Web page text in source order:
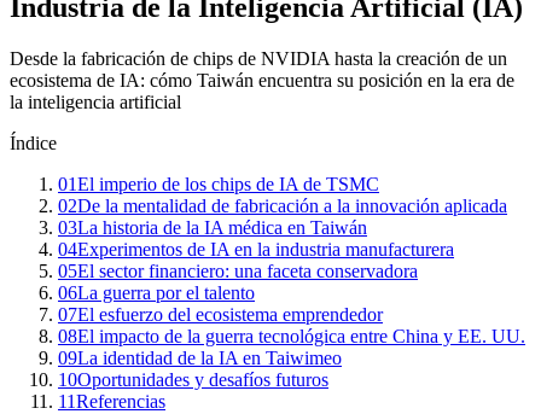
Industria de la Inteligencia Artificial (IA)
Desde la fabricación de chips de NVIDIA hasta la creación de un
ecosistema de IA: cómo Taiwán encuentra su posición en la era de
la inteligencia artificial
Índice
01El imperio de los chips de IA de TSMC
02De la mentalidad de fabricación a la innovación aplicada
03La historia de la IA médica en Taiwán
04Experimentos de IA en la industria manufacturera
05El sector financiero: una faceta conservadora
06La guerra por el talento
07El esfuerzo del ecosistema emprendedor
08El impacto de la guerra tecnológica entre China y EE. UU.
09La identidad de la IA en Taiwimeo
10Oportunidades y desafíos futuros
11Referencias